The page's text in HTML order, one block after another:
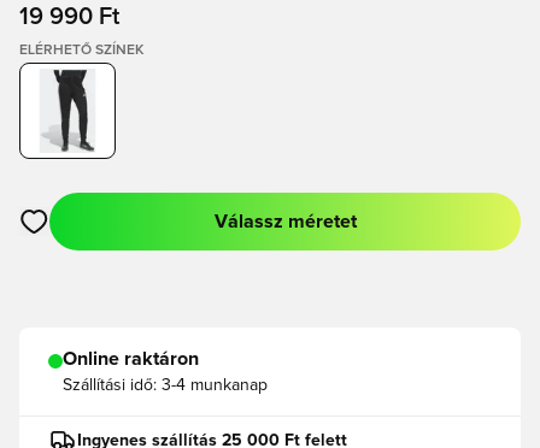
19 990 Ft
ELÉRHETŐ SZÍNEK
Megnyit egy modált a bejelentkezéshez vagy a tagként való
Válassz méretet
Online raktáron
Szállítási idő: 3-4 munkanap
Ingyenes szállítás 25 000 Ft felett